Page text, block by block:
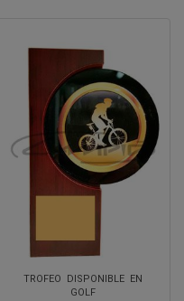
TROFEO DISPONIBLE EN
GOLF